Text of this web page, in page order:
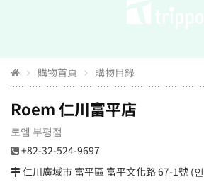
購物首頁 購物目錄
Roem 仁川富平店
로엠 부평점
+82-32-524-9697
仁川廣域市 富平區 富平文化路 67-1號 (